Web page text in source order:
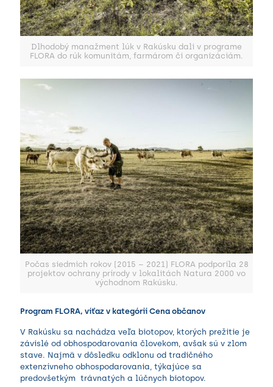
Dlhodobý manažment lúk v Rakúsku dali v programe
FLORA do rúk komunitám, farmárom či organizáciám.
Počas siedmich rokov (2015 – 2021) FLORA podporila 28
projektov ochrany prírody v lokalitách Natura 2000 vo
východnom Rakúsku.
Program FLORA, víťaz v kategórii Cena občanov
V Rakúsku sa nachádza veľa biotopov, ktorých prežitie je
závislé od obhospodarovania človekom, avšak sú v zlom
stave. Najmä v dôsledku odklonu od tradičného
extenzívneho obhospodarovania, týkajúce sa
predovšetkým trávnatých a lúčnych biotopov.